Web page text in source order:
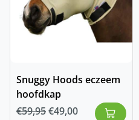
Snuggy Hoods eczeem
hoofdkap
€59,95€49,00